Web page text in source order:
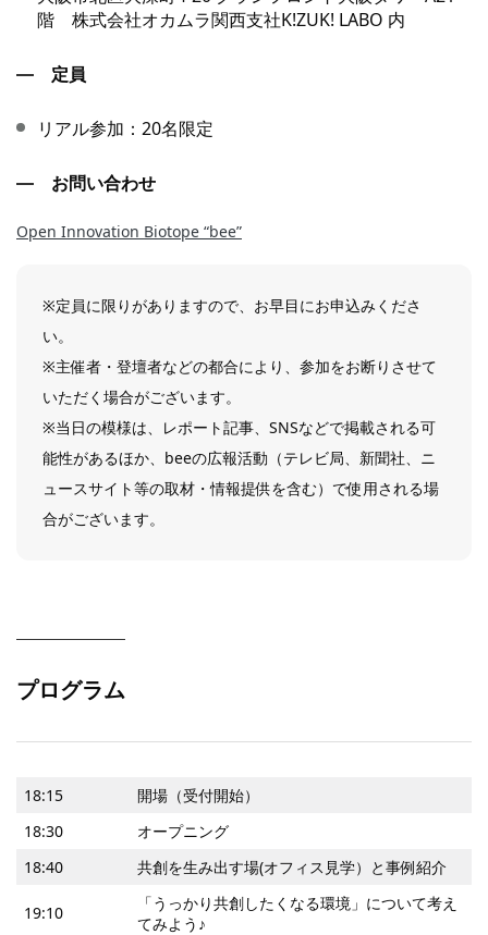
階 株式会社オカムラ関西支社K!ZUK! LABO 内
定員
リアル参加：20名限定
お問い合わせ
Open Innovation Biotope “bee”
※定員に限りがありますので、お早目にお申込みくださ
い。
※主催者・登壇者などの都合により、参加をお断りさせて
いただく場合がございます。
※当日の模様は、レポート記事、SNSなどで掲載される可
能性があるほか、beeの広報活動（テレビ局、新聞社、ニ
ュースサイト等の取材・情報提供を含む）で使用される場
合がございます。
プログラム
18:15
開場（受付開始）
18:30
オープニング
18:40
共創を生み出す場(オフィス見学）と事例紹介
19:10
「うっかり共創したくなる環境」について考え
てみよう♪